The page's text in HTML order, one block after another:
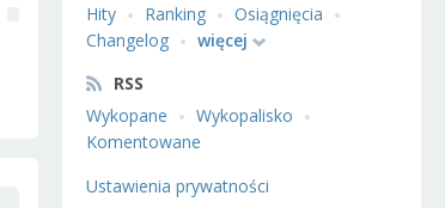
Hity
Ranking
Osiągnięcia
Changelog
więcej
RSS
Wykopane
Wykopalisko
Komentowane
Ustawienia prywatności